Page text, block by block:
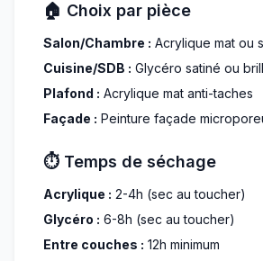
🏠 Choix par pièce
Salon/Chambre : Acrylique mat ou
Cuisine/SDB : Glycéro satiné ou
Plafond : Acrylique mat anti-taches
Façade : Peinture façade
⏱️ Temps de séchage
Acrylique : 2-4h (sec au toucher)
Glycéro : 6-8h (sec au toucher)
Entre couches : 12h minimum